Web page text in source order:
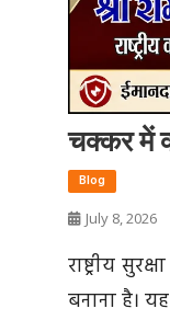
चक्कर में
Blog
July 8, 2026
राष्ट्रीय
बनाना है।